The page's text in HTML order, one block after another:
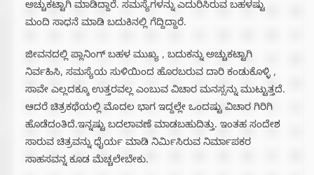
ಅಚ್ಚುಕಟ್ಟಾಗಿ ಮಾಡಿದ್ದಾರೆ. ಸಮಸ್ಯೆಗಳನ್ನು ಎದುರಿಸಿರುವ ಬಹಳಷ್ಟು
ಮಂದಿ ಸಾಧನೆ ಮಾಡಿ ಬದುಕಿನಲ್ಲಿ ಗೆದ್ದಿದ್ದಾರೆ.
ಜೀವನದಲ್ಲಿ ಪ್ಲಾನಿಂಗ್ ಬಹಳ ಮುಖ್ಯ , ಬದುಕನ್ನು ಅಚ್ಚುಕಟ್ಟಾಗಿ
ನಿರ್ವಹಿಸಿ, ಸಮಸ್ಯೆಯ ಸುಳಿಯಿಂದ ಹೊರಬರುವ ದಾರಿ ಕಂಡುಕೊಳ್ಳಿ ,
ಸಾವೇ ಎಲ್ಲದಕ್ಕೂ ಉತ್ತರವಲ್ಲ ಎಂಬುವ ವಿಚಾರ ಮನಸ್ಸನ್ನು ಮುಟ್ಟುತ್ತದೆ.
ಆದರೆ ಚಿತ್ರಕಥೆಯಲ್ಲಿ ಮೊದಲ ಭಾಗ ಇದ್ದಲ್ಲೇ ಒಂದಷ್ಟು ವಿಚಾರ ಗಿರಿಗಿ
ಹೊಡೆದಂತಿದೆ.ಇನ್ನಷ್ಟು ಬದಲಾವಣೆ ಮಾಡಬಹುದಿತ್ತು. ಇಂತಹ ಸಂದೇಶ
ಸಾರುವ ಚಿತ್ರವನ್ನು ಧೈರ್ಯ ಮಾಡಿ ನಿರ್ಮಿಸಿರುವ ನಿರ್ಮಾಪಕರ
ಸಾಹಸವನ್ನ ಕೂಡ ಮೆಚ್ಚಲೇಬೇಕು.